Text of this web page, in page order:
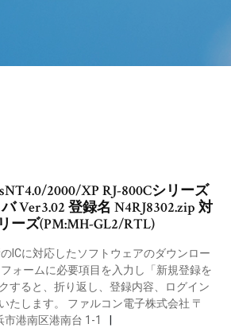
2000/XP RJ-800Cシリーズ
Ver3.02 登録名 N4RJ8302.zip 対
ーズ(PM:MH-GL2/RTL)
ICに対応したソフトウェアのダウンロー
ォームに必要項目を入力し「新規登録を
すると、折り返し、登録内容、ログイン
たします。 ファルコン電子株式会社 〒
港南区港南台 1-1